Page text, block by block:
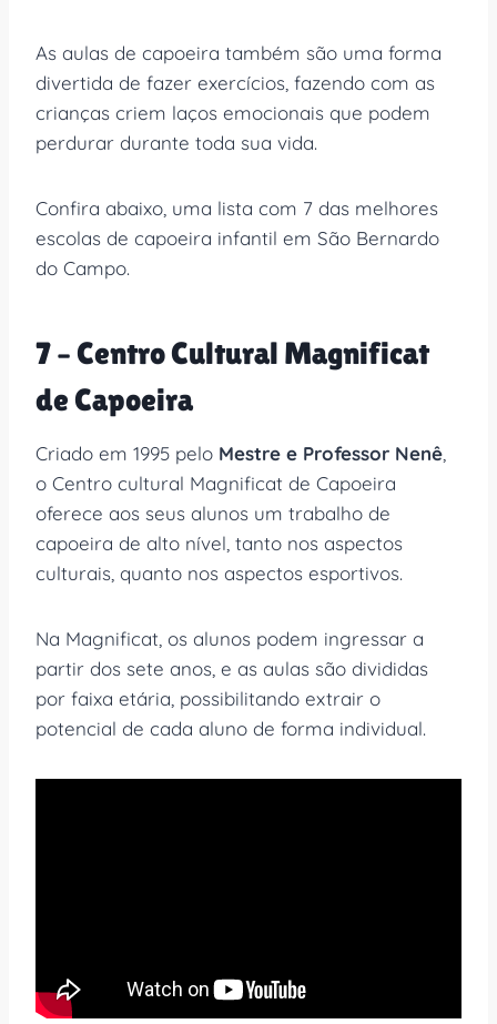
As aulas de capoeira também são uma forma
divertida de fazer exercícios, fazendo com as
crianças criem laços emocionais que podem
perdurar durante toda sua vida.
Confira abaixo, uma lista com 7 das melhores
escolas de capoeira infantil em São Bernardo
do Campo.
7 – Centro Cultural Magnificat
de Capoeira
Criado em 1995 pelo Mestre e Professor Nenê
o Centro cultural Magnificat de Capoeira
oferece aos seus alunos um trabalho de
capoeira de alto nível, tanto nos aspectos
culturais, quanto nos aspectos esportivos.
Na Magnificat, os alunos podem ingressar a
partir dos sete anos, e as aulas são divididas
por faixa etária, possibilitando extrair o
potencial de cada aluno de forma individual.